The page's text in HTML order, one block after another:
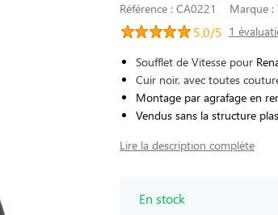
Référence : CA0221 Marque :
5.0/5 1
Soufflet de Vitesse pour
Cuir noir, avec toutes
Montage par agrafage en
Vendus sans la structure
Lire la description complète
En stock